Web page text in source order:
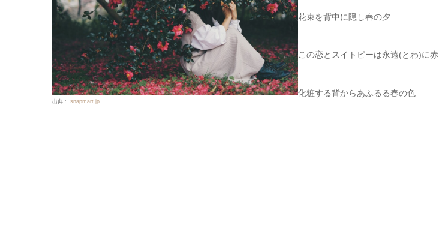
出典： snapmart.jp
花束を背中に隠し春の夕
この恋とスイトピーは永遠(とわ)に赤
化粧する背からあふるる春の色